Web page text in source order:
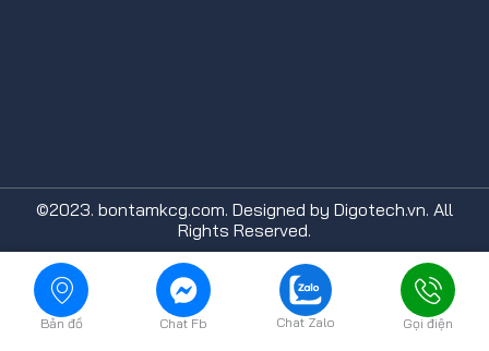
©2023. bontamkcg.com. Designed by Digotech.vn. All
Rights Reserved.
Bản đồ Chat Fb Chat Zalo Gọi điện